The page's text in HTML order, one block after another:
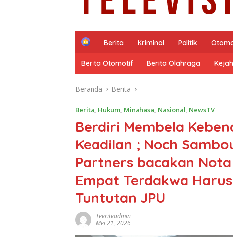
H
m
e
Berita Kriminal Politik
Berita Otomotif Berita Olahraga
Beranda Berita
Berita, Hukum, Minahasa, Nasional, NewsTV
Berdiri Membela
Keadilan ; Noch
Partners bacakan
Empat Terdakwa
Tuntutan JPU
Tevritvadmin
Mei 21, 2026